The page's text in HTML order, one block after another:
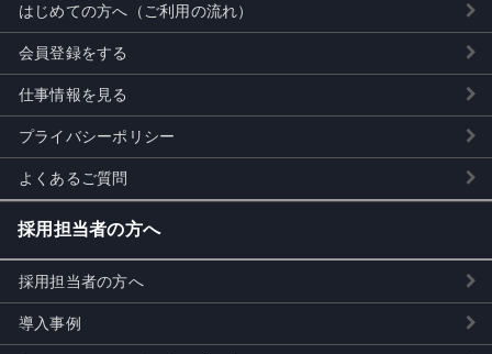
はじめての方へ（ご利用の流れ）
会員登録をする
仕事情報を見る
プライバシーポリシー
よくあるご質問
採用担当者の方へ
採用担当者の方へ
導入事例